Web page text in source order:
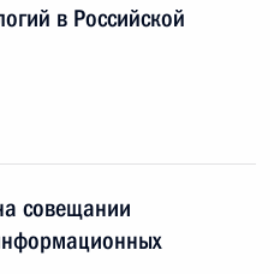
в Российской
совещании